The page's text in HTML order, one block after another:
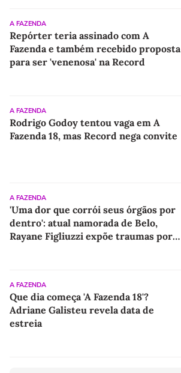
A FAZENDA
Repórter teria assinado com A
Fazenda e também recebido proposta
para ser 'venenosa' na Record
A FAZENDA
Rodrigo Godoy tentou vaga em A
Fazenda 18, mas Record nega convite
A FAZENDA
'Uma dor que corrói seus órgãos por
dentro': atual namorada de Belo,
Rayane Figliuzzi expõe traumas por
A FAZENDA
Que dia começa 'A Fazenda 18'?
Adriane Galisteu revela data de
estreia